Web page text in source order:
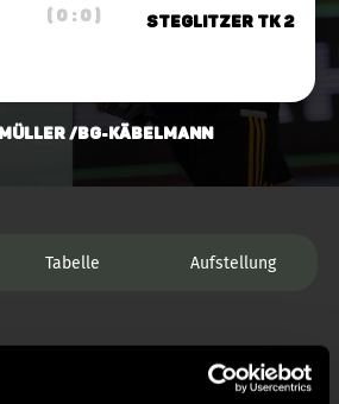
( 0 : 0 ) Steglitzer TK 2
/BG-Käbelmann
Tabelle Aufstellung